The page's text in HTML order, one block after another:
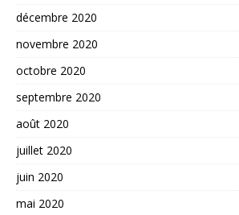
décembre 2020
novembre 2020
octobre 2020
septembre 2020
août 2020
juillet 2020
juin 2020
mai 2020